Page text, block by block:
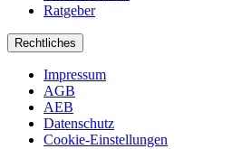
Ratgeber
Rechtliches
Impressum
AGB
AEB
Datenschutz
Cookie-Einstellungen